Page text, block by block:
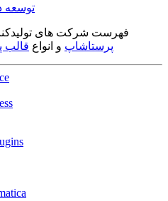
توسعه
فهرست شرکت های
پرستاشاپ و انواع قالب